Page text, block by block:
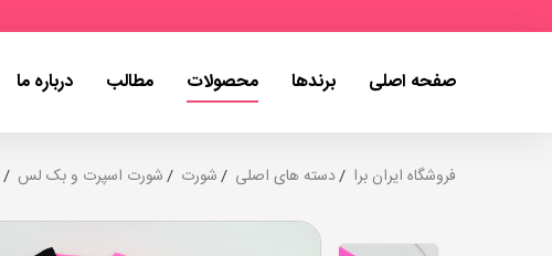
صفحه اصلی برندها محصولات مطالب درباره ما
فروشگاه ایران برا دسته های اصلی شورت شورت اسپرت و بک لس